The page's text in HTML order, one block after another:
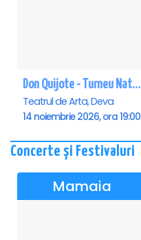
Don Quijote - Turneu National de balet - Deva
Teatrul de Arta, Deva
14 noiembrie 2026, ora 19:00
Concerte și Festivaluri
Mamaia